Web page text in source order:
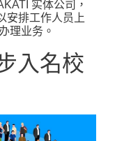
实体公司，
安排工作人员上
理业务。
入名校